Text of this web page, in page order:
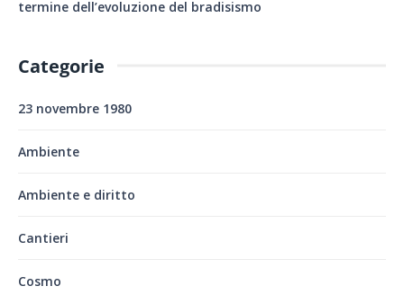
termine dell’evoluzione del bradisismo
Categorie
23 novembre 1980
Ambiente
Ambiente e diritto
Cantieri
Cosmo